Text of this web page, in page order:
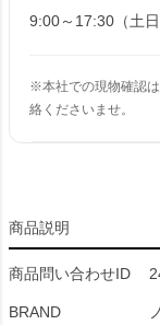
9:00～17:30（土日
※本社での現物確認
絡くださいませ。
商品説明
商品問い合わせID
BRAND